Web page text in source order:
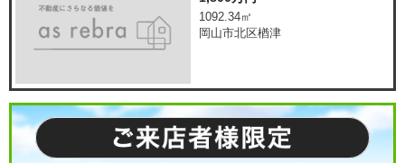
1092.34㎡
岡山市北区楢津